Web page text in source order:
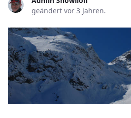
geändert vor 3 Jahren.